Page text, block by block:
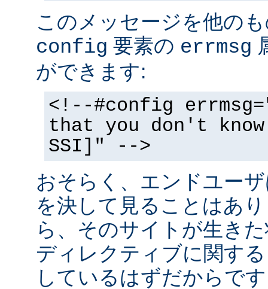
このメッセージを他の
config 要素の errmsg
ができます:
<!--#config
that you don't
SSI]" -->
おそらく、エンドユー
を決して見ることはあ
ら、そのサイトが生き
ディレクティブに関す
しているはずだからで